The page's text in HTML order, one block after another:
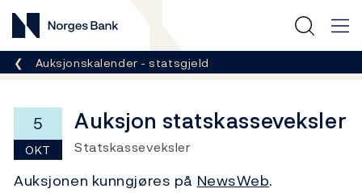
Norges Bank
Her er du nå:
Auksjonskalender - statsgjeld
5
OKT
Auksjon statskasseveksler
Statskasseveksler
Auksjonen kunngjøres på NewsWeb.